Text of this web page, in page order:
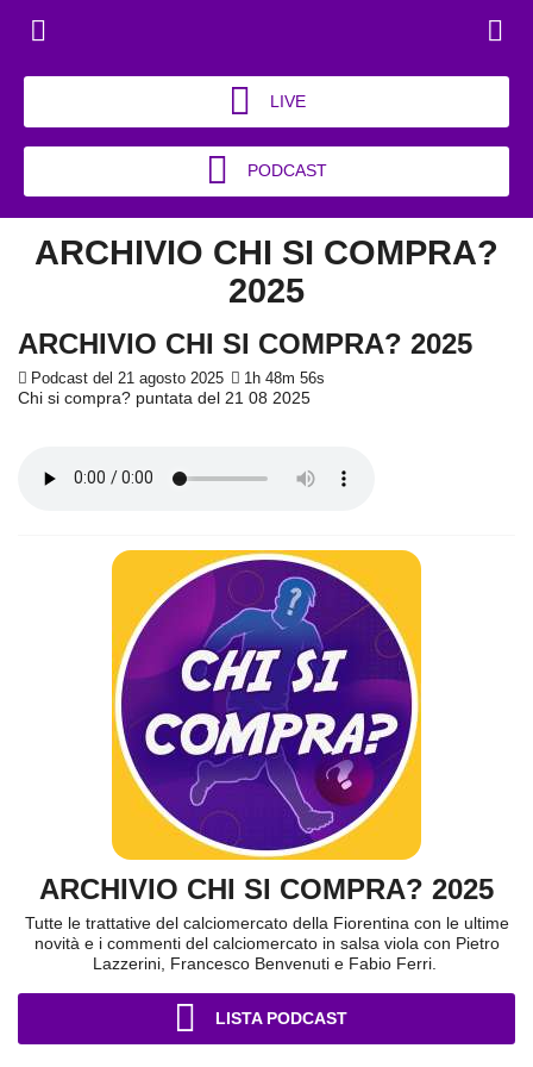
LIVE
PODCAST
ARCHIVIO CHI SI COMPRA?
2025
ARCHIVIO CHI SI COMPRA? 2025
Podcast del 21 agosto 2025 1h 48m 56s
Chi si compra? puntata del 21 08 2025
ARCHIVIO CHI SI COMPRA? 2025
Tutte le trattative del calciomercato della Fiorentina con le ultime
novità e i commenti del calciomercato in salsa viola con Pietro
Lazzerini, Francesco Benvenuti e Fabio Ferri.
LISTA PODCAST